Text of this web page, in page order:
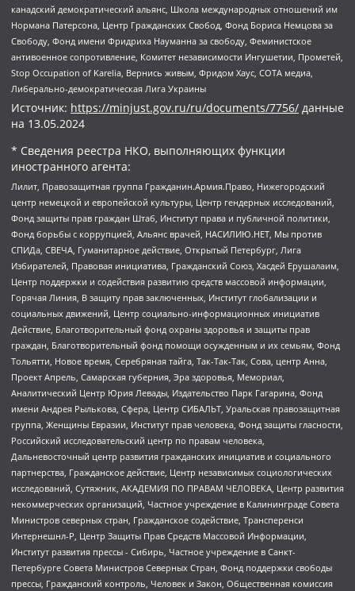
канадский демократический альянс, Школа международных отношений им
Нормана Патерсона, Центр Гражданских Свобод, Фонд Бориса Немцова за
Свободу, Фонд имени Фридриха Науманна за свободу, Феминистское
антивоенное сопротивление, Комитет независимости Ингушетии, Прометей,
Stop Occupation of Karelia, Вернись живым, Фридом Хаус, СОТА медиа,
Либерально-демократическая Лига Украины
Источник: https://minjust.gov.ru/ru/documents/7756/ данные
на 13.05.2024
* Сведения реестра НКО, выполняющих функции
иностранного агента:
Лилит, Правозащитная группа Гражданин.Армия.Право, Нижегородский
центр немецкой и европейской культуры, Центр гендерных исследований,
Фонд защиты прав граждан Штаб, Институт права и публичной политики,
Фонд борьбы с коррупцией, Альянс врачей, НАСИЛИЮ.НЕТ, Мы против
СПИДа, СВЕЧА, Гуманитарное действие, Открытый Петербург, Лига
Избирателей, Правовая инициатива, Гражданский Союз, Хасдей Ерушалаим,
Центр поддержки и содействия развитию средств массовой информации,
Горячая Линия, В защиту прав заключенных, Институт глобализации и
социальных движений, Центр социально-информационных инициатив
Действие, Благотворительный фонд охраны здоровья и защиты прав
граждан, Благотворительный фонд помощи осужденным и их семьям, Фонд
Тольятти, Новое время, Серебряная тайга, Так-Так-Так, Сова, центр Анна,
Проект Апрель, Самарская губерния, Эра здоровья, Мемориал,
Аналитический Центр Юрия Левады, Издательство Парк Гагарина, Фонд
имени Андрея Рылькова, Сфера, Центр СИБАЛЬТ, Уральская правозащитная
группа, Женщины Евразии, Институт прав человека, Фонд защиты гласности,
Российский исследовательский центр по правам человека,
Дальневосточный центр развития гражданских инициатив и социального
партнерства, Гражданское действие, Центр независимых социологических
исследований, Сутяжник, АКАДЕМИЯ ПО ПРАВАМ ЧЕЛОВЕКА, Центр развития
некоммерческих организаций, Частное учреждение в Калининграде Совета
Министров северных стран, Гражданское содействие, Трансперенси
Интернешнл-Р, Центр Защиты Прав Средств Массовой Информации,
Институт развития прессы - Сибирь, Частное учреждение в Санкт-
Петербурге Совета Министров Северных Стран, Фонд поддержки свободы
прессы, Гражданский контроль, Человек и Закон, Общественная комиссия